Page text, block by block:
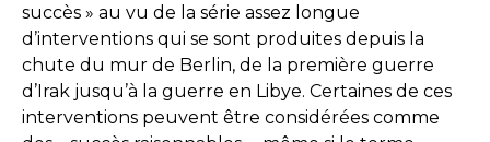
succès » au vu de la série assez longue
d’interventions qui se sont produites depuis la
chute du mur de Berlin, de la première guerre
d’Irak jusqu’à la guerre en Libye. Certaines de ces
interventions peuvent être considérées comme